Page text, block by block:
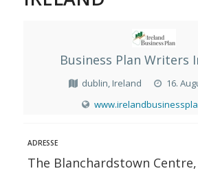
Business Plan Writers
dublin, Ireland
16.
ADRESSE
The Blanchardstown